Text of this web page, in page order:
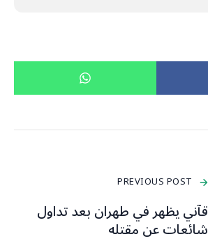
PREVIOUS POST
قآني يظهر في طهران بعد تداول
شائعات عن مقتله